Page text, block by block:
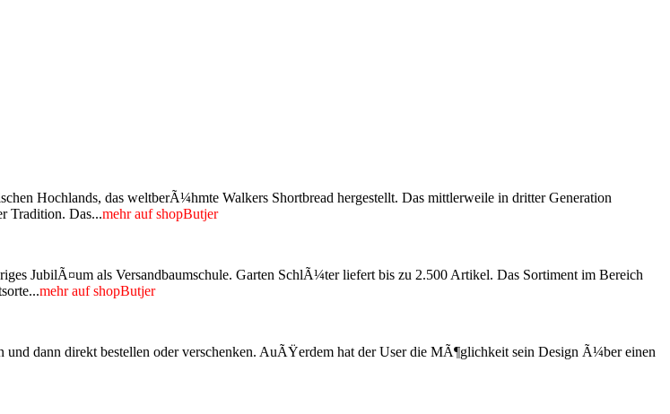
Hochlands, das weltberÃ¼hmte Walkers Shortbread hergestellt. Das mittlerweile in dritter Generation
Tradition. Das...mehr auf shopButjer
JubilÃ¤um als Versandbaumschule. Garten SchlÃ¼ter liefert bis zu 2.500 Artikel. Das Sortiment im Bereich
mehr auf shopButjer
dann direkt bestellen oder verschenken. AuÃŸerdem hat der User die MÃ¶glichkeit sein Design Ã¼ber einen